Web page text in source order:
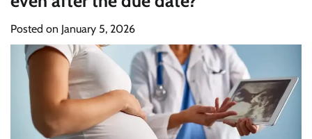
Posted on January 5, 2026